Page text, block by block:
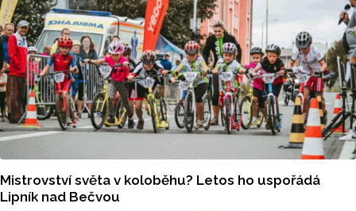
Mistrovství světa v koloběhu? Letos ho uspořádá
Lipník nad Bečvou